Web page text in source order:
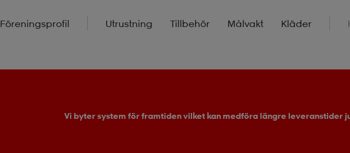
Föreningsprofil Utrustning Tillbehör Målvakt Kläder
Vi byter system för framtiden vilket kan medföra längre leveranstider